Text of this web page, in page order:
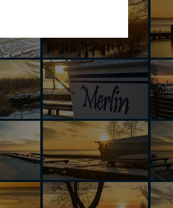
danych z formularza
z siedzibą ul. Wiejska 17,
lub usunięcia, zabronić ich
Twoich praw w odniesieniu do
tych plików - w pewnych